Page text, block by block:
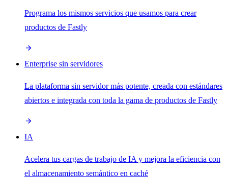
Programa los mismos servicios que usamos para crear
productos de Fastly
Enterprise sin servidores
La plataforma sin servidor más potente, creada con estándares
abiertos e integrada con toda la gama de productos de Fastly
IA
Acelera tus cargas de trabajo de IA y mejora la eficiencia con
el almacenamiento semántico en caché